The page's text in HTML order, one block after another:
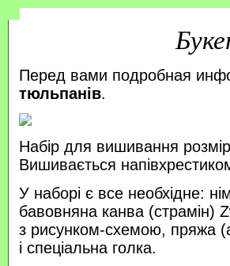
Перед вами подробная
тюльпанів.
Набір для вишивання
Вишивається
У наборі є все необхідне:
бавовняна канва (страмін)
з рисунком-схемою, пряжа
і спеціальна голка.